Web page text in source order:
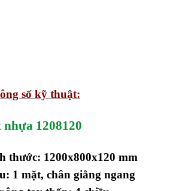
số kỹ thuật:
nhựa 1208120
thước: 1200x800x120 mm
1 mặt, chân giằng ngang